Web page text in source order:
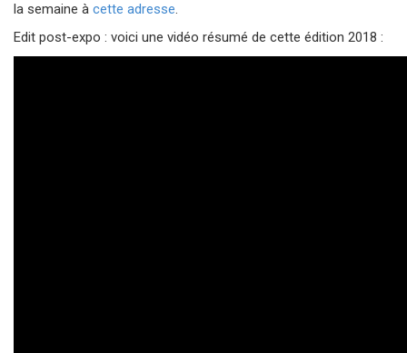
la semaine à cette adresse.
Edit post-expo : voici une vidéo résumé de cette édition 2018 :